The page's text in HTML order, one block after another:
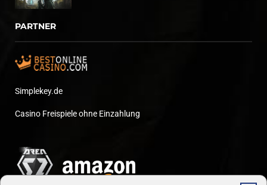
PARTNER
Simplekey.de
Casino Freispiele ohne Einzahlung